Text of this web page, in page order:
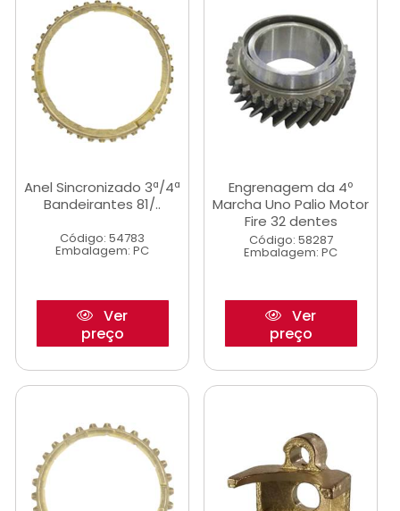
Anel Sincronizado 3ª/4ª
Bandeirantes 81/..
Código: 54783
Embalagem: PC
Ver
preço
Engrenagem da 4º
Marcha Uno Palio Motor
Fire 32 dentes
Código: 58287
Embalagem: PC
Ver
preço